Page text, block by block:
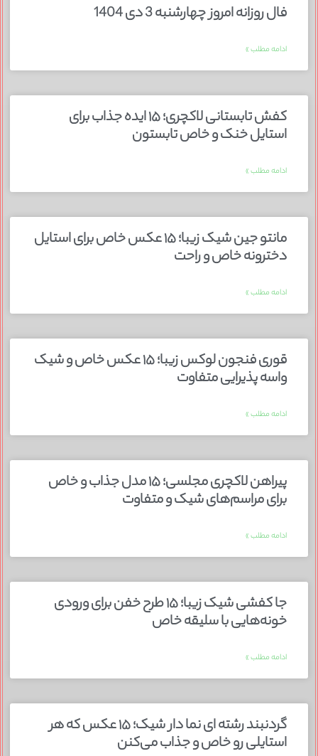
فال روزانه امروز چهارشنبه 3 دی 1404
ادامه مطلب »
کفش تابستانی لاکچری؛ ۱۵ ایده‌ جذاب برای
استایل خنک و خاص تابستون
ادامه مطلب »
مانتو جین شیک زیبا؛ ۱۵ عکس خاص برای استایل
دخترونه خاص و راحت
ادامه مطلب »
قوری فنجون لوکس زیبا؛ ۱۵ عکس خاص و شیک
واسه پذیرایی متفاوت
ادامه مطلب »
پیراهن لاکچری مجلسی؛ ۱۵ مدل جذاب و خاص
برای مراسم‌های شیک و متفاوت
ادامه مطلب »
جا کفشی شیک زیبا؛ ۱۵ طرح خفن برای ورودی
خونه‌هایی با سلیقه خاص
ادامه مطلب »
گردنبند رشته ای نما دار شیک؛ ۱۵ عکس که هر
استایلی رو خاص و جذاب می‌کنن